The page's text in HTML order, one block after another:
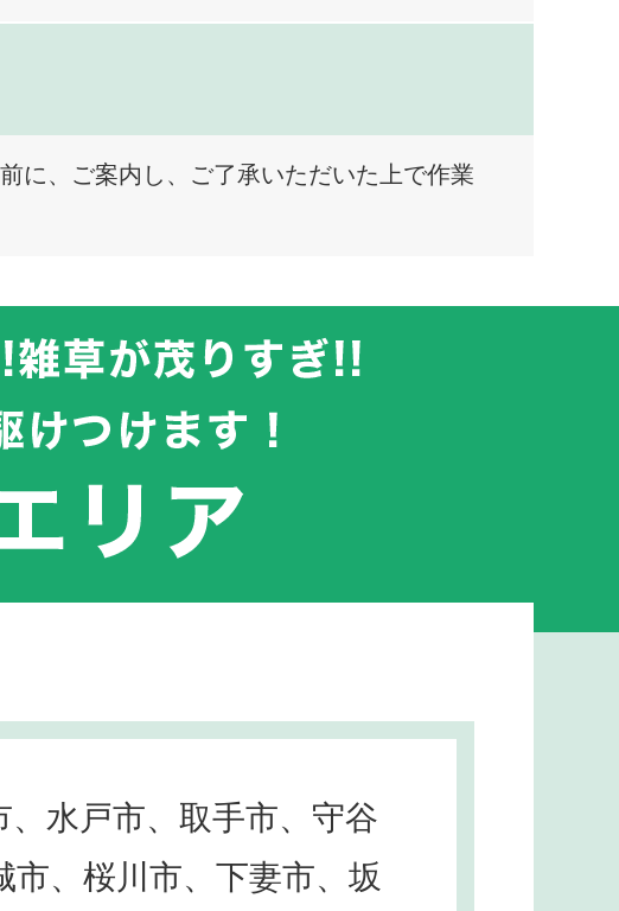
に、ご案内し、ご了承いただいた上で作業
水戸市、取手市、守谷
、桜川市、下妻市、坂